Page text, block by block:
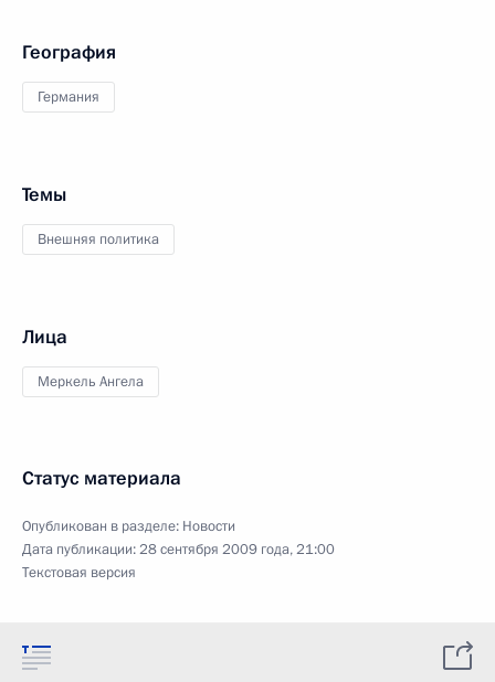
География
Германия
Темы
Внешняя политика
Лица
Меркель Ангела
Статус материала
Опубликован в разделе: Новости
Дата публикации:28 сентября 2009 года, 21:00
Текстовая версия